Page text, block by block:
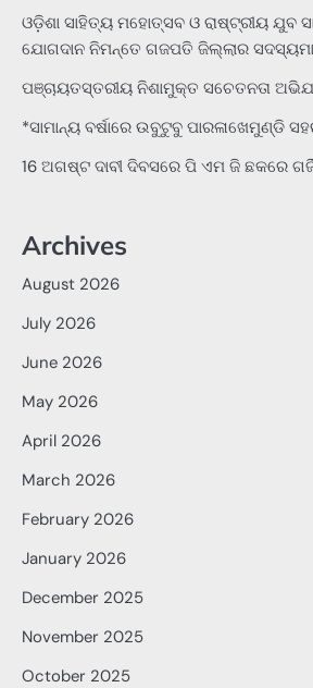
ଓଡ଼ିଶା ସାହିତ୍ୟ ମହୋତ୍ସବ ଓ ରାଷ୍ଟ୍ରୀୟ ଯୁବ
ଯୋଗଦାନ ନିମନ୍ତେ ଗଜପତି ଜିଲ୍ଲାର
ପଞ୍ଚାୟତସ୍ତରୀୟ ନିଶାମୁକ୍ତ ସଚେତନତା
*ସାମାନ୍ୟ ବର୍ଷାରେ ଉବୁଟୁବୁ ପାରଳାଖେମୁଣ୍ଡି
16 ଅଗଷ୍ଟ ଦାବୀ ଦିବସରେ ପି ଏମ ଜି ଛକରେ
Archives
August 2026
July 2026
June 2026
May 2026
April 2026
March 2026
February 2026
January 2026
December 2025
November 2025
October 2025